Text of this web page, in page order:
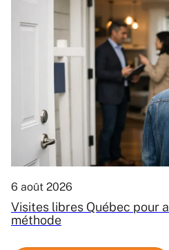
6 août 2026
Visites libres Québec pour
méthode